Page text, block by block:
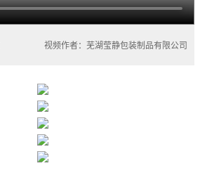
视频作者：芜湖莹静包装制品有限公司